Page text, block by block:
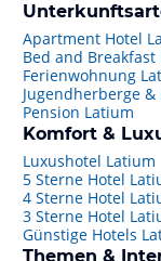
Apartment Hotel
Bed and Breakfast
Ferienwohnung
Jugendherberge
Pension Latium
Komfort &
Luxushotel Latium
5 Sterne Hotel
4 Sterne Hotel
3 Sterne Hotel
Günstige Hotels
Themen &